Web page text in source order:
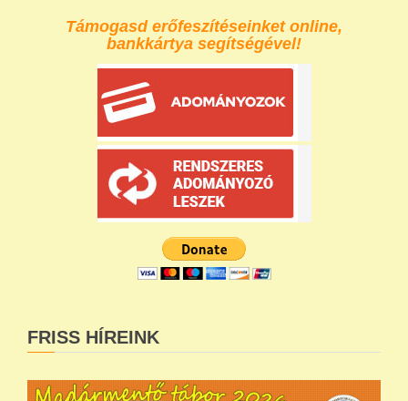
Támogasd erőfeszítéseinket online,
bankkártya segítségével!
FRISS HÍREINK